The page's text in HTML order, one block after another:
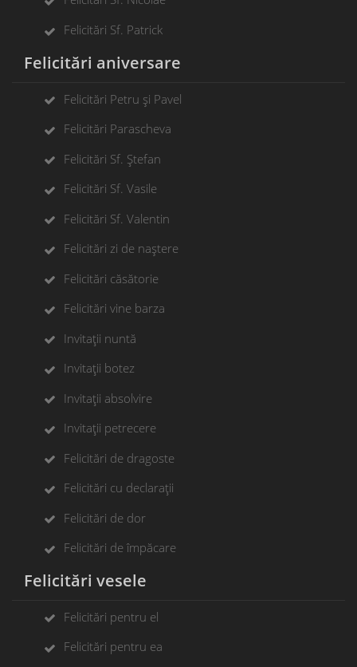
Felicitări Sf. Patrick
Felicitări aniversare
Felicitări Petru și Pavel
Felicitări Parascheva
Felicitări Sf. Ștefan
Felicitări Sf. Vasile
Felicitări Sf. Valentin
Felicitări zi de naștere
Felicitări căsătorie
Felicitări vine barza
Invitații nuntă
Invitații botez
Invitații absolvire
Invitații petrecere
Felicitări de dragoste
Felicitări cu declarații
Felicitări de dor
Felicitări de împăcare
Felicitări vesele
Felicitări pentru el
Felicitări pentru ea